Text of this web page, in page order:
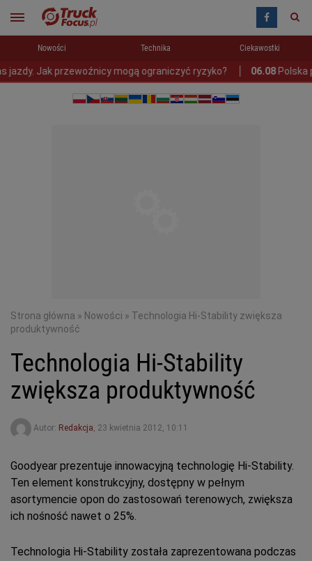
Nowości Technika Ciekawostki
przewoźnicy mogą ograniczyć ryzyko? 06.08 Polska
Strona główna » Nowości » Technologia Hi-Stability zwiększa
produktywność
Technologia Hi-Stability
zwiększa produktywność
Autor: Redakcja, 23 kwietnia 2012, 10:11
Goodyear prezentuje innowacyjną technologię Hi-Stability.
Ten element konstrukcyjny, dostępny w pełnym
asortymencie opon do zastosowań terenowych, zwiększa
ich nośność nawet o 25%.
Technologia Hi-Stability została zaprezentowana podczas